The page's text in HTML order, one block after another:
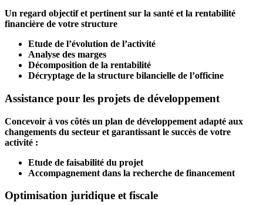
Un regard objectif et pertinent sur la santé et la rentabilité
financière de votre structure
Etude de l’évolution de l’activité
Analyse des marges
Décomposition de la rentabilité
Décryptage de la structure bilancielle de l’officine
Assistance pour les projets de développement
Concevoir à vos côtés un plan de développement adapté aux
changements du secteur et garantissant le succès de votre
activité :
Etude de faisabilité du projet
Accompagnement dans la recherche de financement
Optimisation juridique et fiscale